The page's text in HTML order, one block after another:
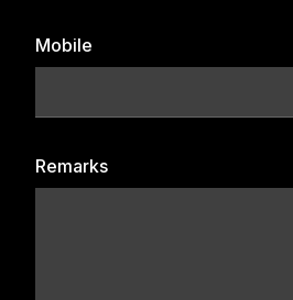
Mobile
Remarks